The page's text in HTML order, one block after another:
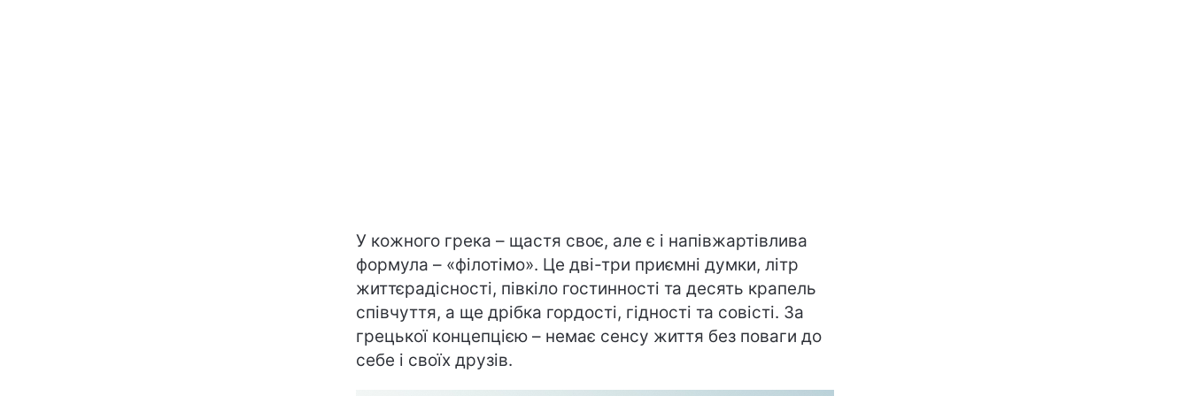
У кожного грека – щастя своє, але є і напівжартівлива
формула – «філотімо». Це дві-три приємні думки, літр
життєрадісності, півкіло гостинності та десять крапель
співчуття, а ще дрібка гордості, гідності та совісті. За
грецької концепцією – немає сенсу життя без поваги до
себе і своїх друзів.